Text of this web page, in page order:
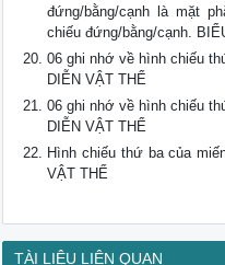
đứng/bằng/cạnh là mặt
chiếu đứng/bằng/cạnh.
06 ghi nhớ về hình chiếu
DIỄN VẬT THỂ
06 ghi nhớ về hình chiếu
DIỄN VẬT THỂ
Hình chiếu thứ ba của
VẬT THỂ
TÀI LIỆU LIÊN QUAN